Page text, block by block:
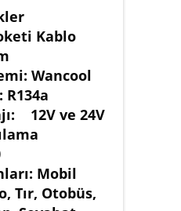
Kablo
Wancool
R134a
12V ve 24V
Mobil
Tır, Otobüs,